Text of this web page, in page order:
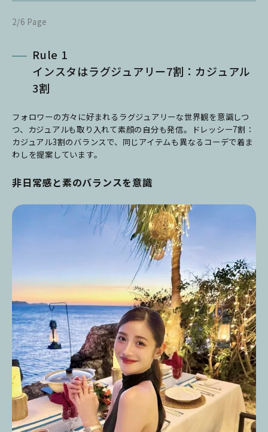
2/6 Page
Rule 1
インスタはラグジュアリー7割：カジュアル
3割
フォロワーの方々に好まれるラグジュアリーな世界観を意識しつ
つ、カジュアルも取り入れて素顔の自分も発信。ドレッシー7割：
カジュアル3割のバランスで、同じアイテムも異なるコーデで着ま
わしを提案しています。
非日常感と素のバランスを意識